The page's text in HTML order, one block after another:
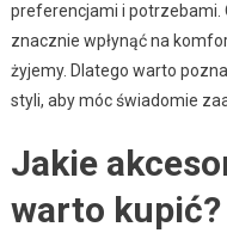
preferencjami i potrzebami.
znacznie wpłynąć na
żyjemy. Dlatego warto
styli, aby móc świadomie
Jakie
warto kupić?